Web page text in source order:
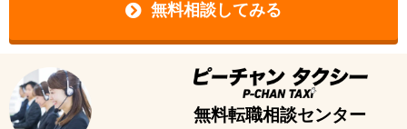
無料相談してみる
無料転職相談センター